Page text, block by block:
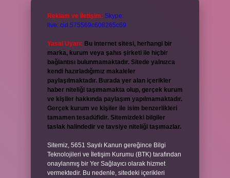
Reklam ve İletişim: Skype:
live:.cid.575569c608265c69
Yasal Uyarı: Bu internet sitesi, herhangi bir
marka, kurum veya şahıs şirketi ile hiçbir
bağlantısı bulunmamaktadır. Sitede yalnızca
kendi hazırladığımız makaleler
paylaşılmaktadır. Burada yer alan içerikler
haber niteliği taşımamakta olup, gerçek kurum
ve kişiler hakkında paylaşım yapılmamaktadır.
Gerçek kurum ve kişiler ile isim benzerlikleri
tamamen tesadüfidir. Sitemizdeki bilgiler
taslak halindedir ve tavsiye niteliği taşımazlar.
Sitemiz, 5651 Sayılı Kanun gereğince Bilgi
Teknolojileri ve İletişim Kurumu (BTK) tarafından
onaylanmış bir Yer Sağlayıcı olarak hizmet
vermektedir. Bu nedenle, sitedeki içerikleri